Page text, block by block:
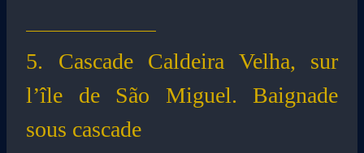
5. Cascade Caldeira Velha, sur
l’île de São Miguel. Baignade
sous cascade